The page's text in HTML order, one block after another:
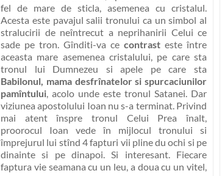
fel de mare de sticla, asemenea cu cristalul.
Acesta este pavajul salii tronului ca un simbol al
stralucirii de neîntrecut a neprihanirii Celui ce
sade pe tron. Gînditi-va ce contrast este între
aceasta mare asemenea cristalului, pe care sta
tronul lui Dumnezeu si apele pe care sta
Babilonul, mama desfrînatelor si spurcaciunilor
pamîntului, acolo unde este tronul Satanei. Dar
viziunea apostolului Ioan nu s-a terminat. Privind
mai atent înspre tronul Celui Prea înalt,
proorocul Ioan vede în mijlocul tronului si
împrejurul lui stînd 4 fapturi vii pline du ochi si pe
dinainte si pe dinapoi. Si interesant. Fiecare
faptura vie seamana cu un leu, a doua cu un vitel,